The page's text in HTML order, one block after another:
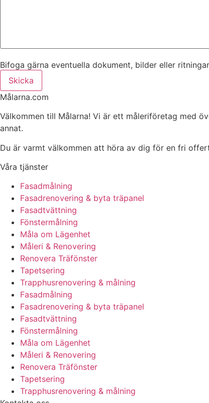
Bifoga gärna eventuella dokument, bilder eller ritningar
Skicka
Målarna.com
Välkommen till Målarna! Vi är ett måleriföretag med
annat.
Du är varmt välkommen att höra av dig för en fri
Våra tjänster
Fasadmålning
Fasadrenovering & byta träpanel
Fasadtvättning
Fönstermålning
Måla om Lägenhet
Måleri & Renovering
Renovera Träfönster
Tapetsering
Trapphusrenovering & målning
Fasadmålning
Fasadrenovering & byta träpanel
Fasadtvättning
Fönstermålning
Måla om Lägenhet
Måleri & Renovering
Renovera Träfönster
Tapetsering
Trapphusrenovering & målning